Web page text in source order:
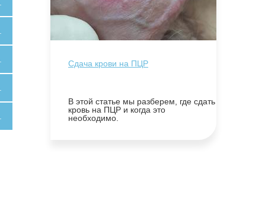
Сдача крови на ПЦР
В этой статье мы разберем, где сдать
кровь на ПЦР и когда это
необходимо.